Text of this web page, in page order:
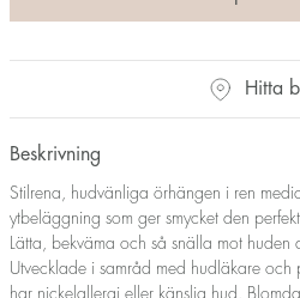
Hitta
Beskrivning
Stilrena, hudvänliga örhängen i ren
ytbeläggning som ger smycket den
Lätta, bekväma och så snälla mot
Utvecklade i samråd med hudläkare
har nickelallergi eller känslig hud.